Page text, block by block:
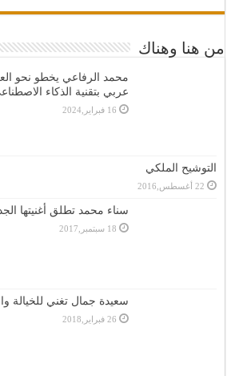
من هنا وهناك
محمد الرفاعي يخطو نحو
عربي بتقنية الذكاء
16 فبراير,2024
التوشيح الملكي
22 أغسطس,2016
سناء محمد تطلق أغنيتها
18 سبتمبر,2017
سعيدة جمال تغني للخيالة
26 فبراير,2018